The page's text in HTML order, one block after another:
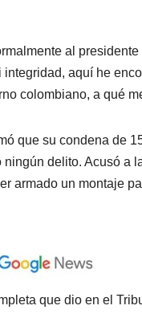
al
integridad, aquí he
colombiano, a qué
que su condena de
delito. Acusó a
armado un montaje
que dio en el